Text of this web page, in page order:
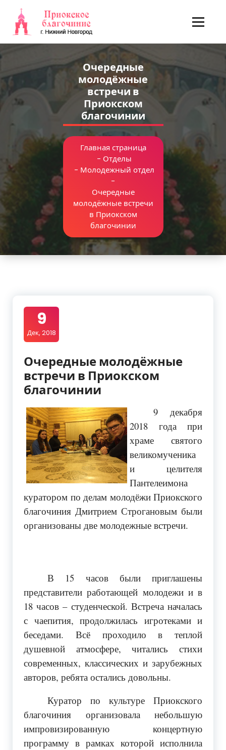
содержимому
Очередные
молодёжные
встречи в
Приокском
благочинии
Главная страница
- Отделы
- Молодежный отдел
-
Очередные
молодёжные встречи
в Приокском
благочинии
9
Дек, 2018
Очередные молодёжные
встречи в Приокском
благочинии
9 декабря
2018 года при
храме святого
великомученика
и целителя
Пантелеимона
куратором по делам молодёжи Приокского
благочиния Дмитрием Строгановым были
организованы две молодежные встречи.
В 15 часов были приглашены
представители работающей молодежи и в
18 часов – студенческой. Встреча началась
с чаепития, продолжилась игротеками и
беседами. Всё проходило в теплой
душевной атмосфере, читались стихи
современных, классических и зарубежных
авторов, ребята остались довольны.
Куратор по культуре Приокского
благочиния организовала небольшую
импровизированную концертную
программу в рамках которой исполнила